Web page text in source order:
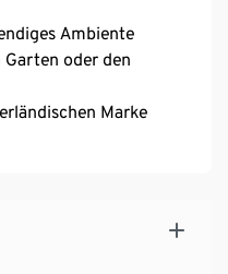
Ambiente
oder den
Marke